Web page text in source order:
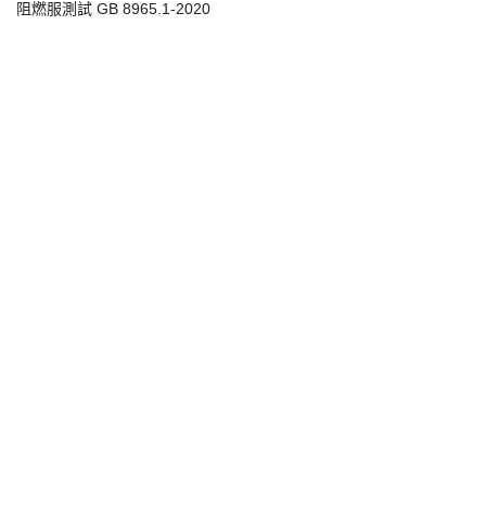
阻燃服測試 GB 8965.1-2020